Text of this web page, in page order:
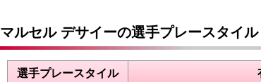
マルセル デサイーの選手プレースタイル
選手プレースタイル